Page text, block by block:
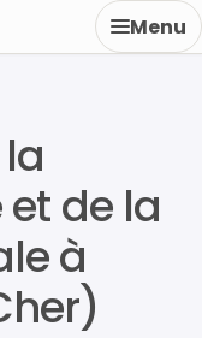
Menu
de la
à